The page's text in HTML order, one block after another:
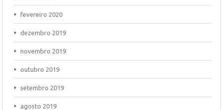
fevereiro 2020
dezembro 2019
novembro 2019
outubro 2019
setembro 2019
agosto 2019